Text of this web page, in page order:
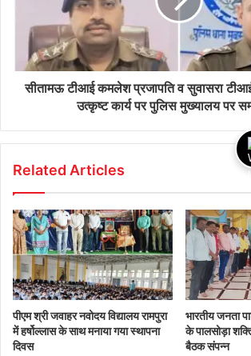
सीतामऊ टीआई कमलेश प्रजापति व सुवासरा
उत्कृष्ट कार्य पर पुलिस मुख्यालय पर
Related Articles
पीएम श्री जवाहर नवोदय विद्यालय रामपुरा
में हर्षोल्लास के साथ मनाया गया स्थापना
दिवस
भारतीय जनता
के पालसोड़ा
बैठक संपन्न